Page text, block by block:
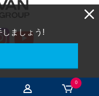
0
ましょう!